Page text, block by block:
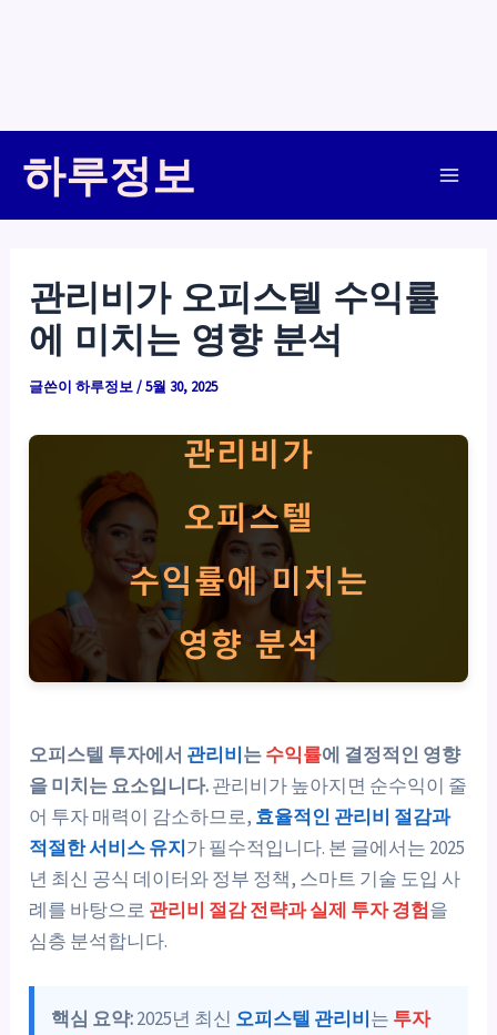
하루정보
관리비가 오피스텔 수익률
에 미치는 영향 분석
글쓴이하루정보/5월 30, 2025
오피스텔 투자에서 관리비는수익률에 결정적인 영향
을 미치는 요소입니다.관리비가 높아지면 순수익이 줄
어 투자 매력이 감소하므로, 효율적인 관리비 절감과
적절한 서비스 유지가 필수적입니다. 본 글에서는 2025
년 최신 공식 데이터와 정부 정책, 스마트 기술 도입 사
례를 바탕으로 관리비 절감 전략과 실제 투자 경험을
심층 분석합니다.
핵심 요약:2025년 최신 오피스텔 관리비는 투자